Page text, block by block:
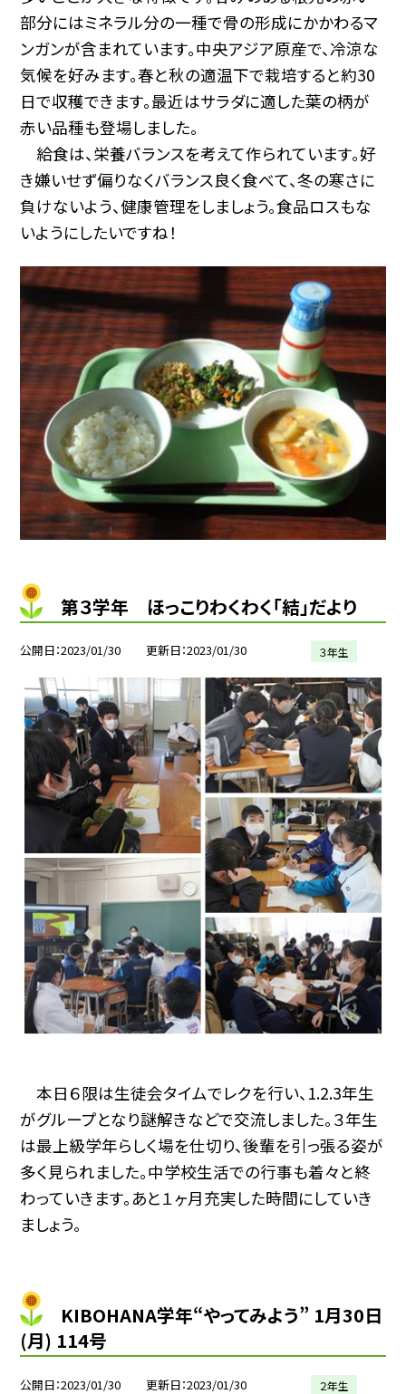
部分にはミネラル分の一種で骨の形成にかかわるマ
ンガンが含まれています。中央アジア原産で、冷涼な
気候を好みます。春と秋の適温下で栽培すると約30
日で収穫できます。最近はサラダに適した葉の柄が
赤い品種も登場しました。
給食は、栄養バランスを考えて作られています。好
き嫌いせず偏りなくバランス良く食べて、冬の寒さに
負けないよう、健康管理をしましょう。食品ロスもな
いようにしたいですね！
第３学年 ほっこりわくわく「結」だより
公開日 2023/01/30 更新日 2023/01/30 ３年生
本日６限は生徒会タイムでレクを行い、1.2.3年生
がグループとなり謎解きなどで交流しました。３年生
は最上級学年らしく場を仕切り、後輩を引っ張る姿が
多く見られました。中学校生活での行事も着々と終
わっていきます。あと１ヶ月充実した時間にしていき
ましょう。
KIBOHANA学年“やってみよう” 1月30日
(月) 114号
公開日 2023/01/30 更新日 2023/01/30 ２年生